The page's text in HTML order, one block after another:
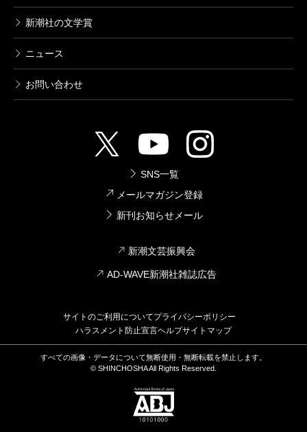
新潮社の文学賞
ニュース
お問い合わせ
SNS一覧
メールマガジン登録
新刊お知らせメール
新潮文芸振興会
AD-WAVE新潮社雑誌広告
サイトのご利用についてプライバシーポリシー
ハラスメント防止宣言ヘルプサイトマップ
すべての画像・データについて無断使用・無断転載を禁止します。
© SHINCHOSHA All Rights Reserved.